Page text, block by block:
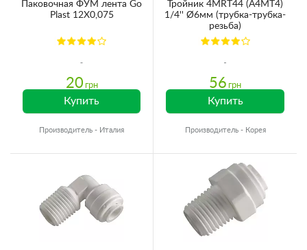
Паковочная ФУМ лента Go
Plast 12X0,075
20 грн
Купить
Производитель - Италия
Тройник 4MRT44 (A4MT4)
1/4'' Ø6мм (трубка-трубка-
резьба)
56 грн
Купить
Производитель - Корея